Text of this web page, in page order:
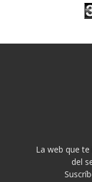
La web que
del